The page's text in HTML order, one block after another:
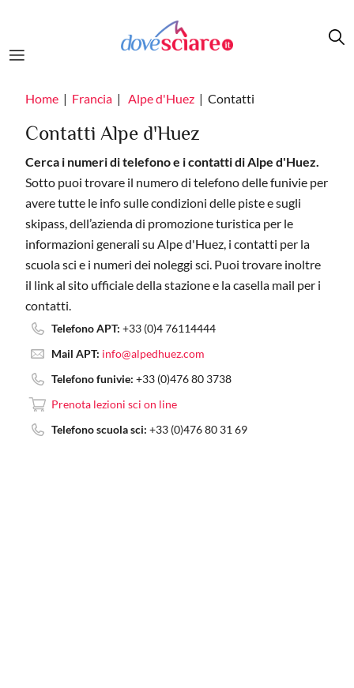
Home Francia Alpe d'Huez Contatti
Contatti Alpe d'Huez
Cerca i numeri di telefono e i contatti di Alpe d'Huez.
Sotto puoi trovare il numero di telefono delle funivie per
avere tutte le info sulle condizioni delle piste e sugli
skipass, dell’azienda di promozione turistica per le
informazioni generali su Alpe d'Huez, i contatti per la
scuola sci e i numeri dei noleggi sci. Puoi trovare inoltre
il link al sito ufficiale della stazione e la casella mail per i
contatti.
Telefono APT: +33 (0)4 76114444
Mail APT: info@alpedhuez.com
Telefono funivie: +33 (0)476 80 3738
Prenota lezioni sci on line
Telefono scuola sci: +33 (0)476 80 31 69